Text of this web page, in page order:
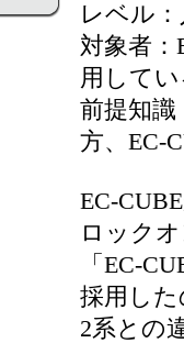
レベル
対象者
用してい
前提知識
方、EC-
EC-
ロック
「EC-
採用した
2系との